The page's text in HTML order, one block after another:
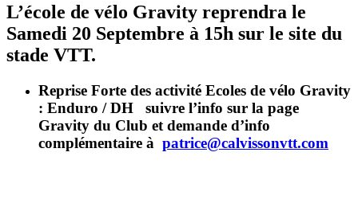
L’école de vélo Gravity reprendra le
Samedi 20 Septembre à 15h sur le site du
stade VTT.
Reprise Forte des activité Ecoles de vélo Gravity
: Enduro / DH suivre l’info sur la page
Gravity du Club et demande d’info
complémentaire à patrice@calvissonvtt.com